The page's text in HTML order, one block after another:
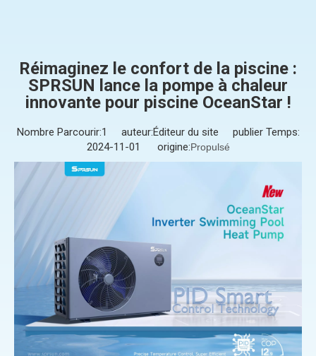
Réimaginez le confort de la piscine :
SPRSUN lance la pompe à chaleur
innovante pour piscine OceanStar !
Nombre Parcourir:1
auteur:Éditeur du site publier Temps:
2024-11-01 origine:Propulsé